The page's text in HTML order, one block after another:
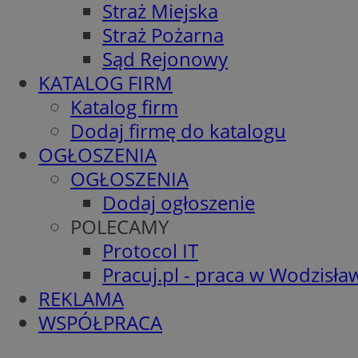
Straż Miejska
Straż Pożarna
Sąd Rejonowy
KATALOG FIRM
Katalog firm
Dodaj firmę do katalogu
OGŁOSZENIA
OGŁOSZENIA
Dodaj ogłoszenie
POLECAMY
Protocol IT
Pracuj.pl - praca w
REKLAMA
WSPÓŁPRACA